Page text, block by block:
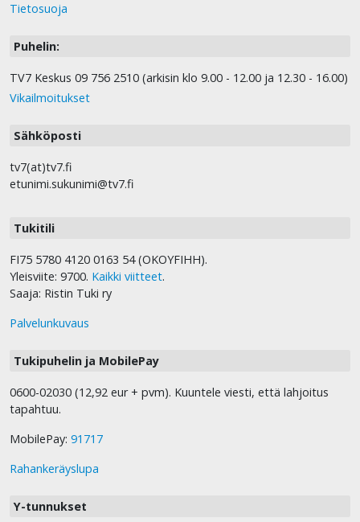
Tietosuoja
Puhelin:
TV7 Keskus 09 756 2510 (arkisin klo 9.00 - 12.00 ja 12.30 - 16.00)
Vikailmoitukset
Sähköposti
tv7(at)tv7.fi
etunimi.sukunimi@tv7.fi
Tukitili
FI75 5780 4120 0163 54 (OKOYFIHH).
Yleisviite: 9700. Kaikki viitteet.
Saaja: Ristin Tuki ry
Palvelunkuvaus
Tukipuhelin ja MobilePay
0600-02030 (12,92 eur + pvm). Kuuntele viesti, että lahjoitus
tapahtuu.
MobilePay: 91717
Rahankeräyslupa
Y-tunnukset